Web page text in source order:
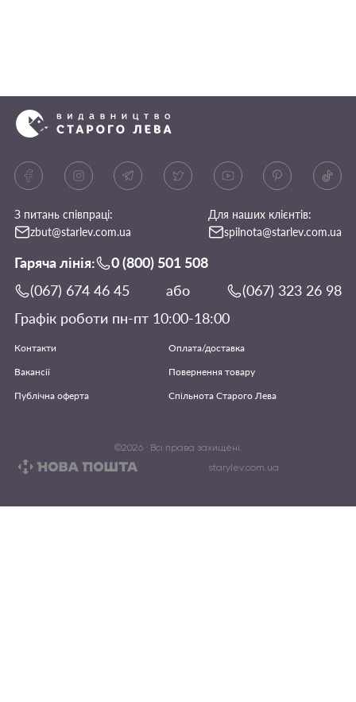
З питань співпраці:
zbut@starlev.com.ua
Для наших клієнтів:
spilnota@starlev.com.ua
Гаряча лінія:
0 (800) 501 508
(067) 674 46 45
або
(067) 323 26 98
Графік роботи пн-пт 10:00-18:00
Контакти
Оплата/доставка
Вакансії
Повернення товару
Публічна оферта
Спільнота Старого Лева
©2026· Всі права захищені.
starylev.com.ua